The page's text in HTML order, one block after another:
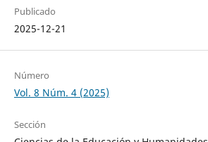
Publicado
2025-12-21
Número
Vol. 8 Núm. 4 (2025)
Sección